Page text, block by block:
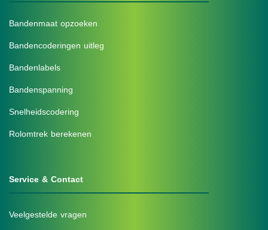
Bandenmaat opzoeken
Bandencoderingen uitleg
Bandenlabels
Bandenspanning
Snelheidscodering
Rolomtrek berekenen
Service & Contact
Veelgestelde vragen